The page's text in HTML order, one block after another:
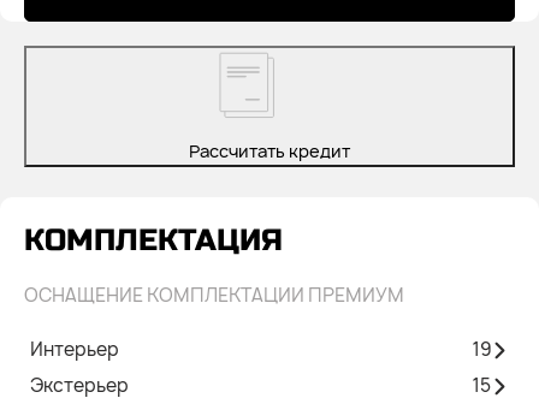
Рассчитать кредит
КОМПЛЕКТАЦИЯ
ОСНАЩЕНИЕ КОМПЛЕКТАЦИИ ПРЕМИУМ
Интерьер
19
Экстерьер
15